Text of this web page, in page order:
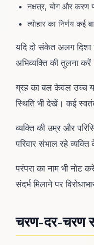
नक्षत्र, योग और करण
त्योहार का निर्णय कई
यदि दो संकेत अलग
अभिव्यक्ति की तुलना
ग्रह का बल केवल उच्च
स्थिति भी देखें। कई
व्यक्ति की उम्र और
परिवार संभाल रहे
परंपरा का नाम भी नोट
संदर्भ मिलाने पर
चरण-दर-चरण